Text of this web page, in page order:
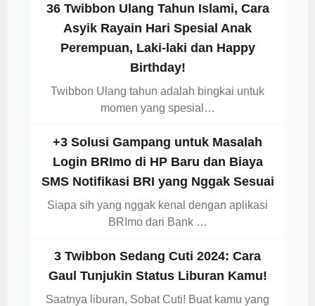
36 Twibbon Ulang Tahun Islami, Cara
Asyik Rayain Hari Spesial Anak
Perempuan, Laki-laki dan Happy
Birthday!
Twibbon Ulang tahun adalah bingkai untuk
momen yang spesial…
+3 Solusi Gampang untuk Masalah
Login BRImo di HP Baru dan Biaya
SMS Notifikasi BRI yang Nggak Sesuai
Siapa sih yang nggak kenal dengan aplikasi
BRImo dari Bank …
3 Twibbon Sedang Cuti 2024: Cara
Gaul Tunjukin Status Liburan Kamu!
Saatnya liburan, Sobat Cuti! Buat kamu yang